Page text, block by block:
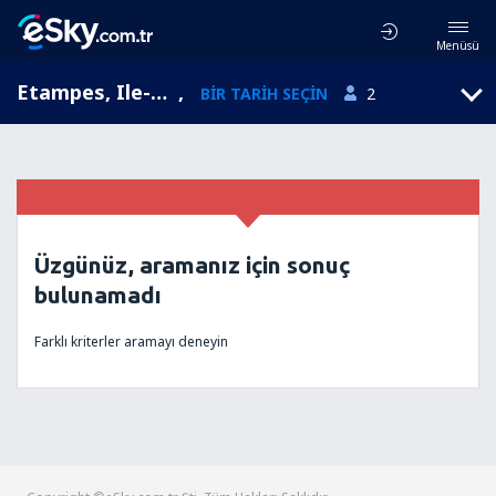
Menüsü
Etampes, Ile-de-France, Fransa , BIR TARIH SEÇIN 2
Üzgünüz, aramanız için sonuç
bulunamadı
Farklı kriterler aramayı deneyin